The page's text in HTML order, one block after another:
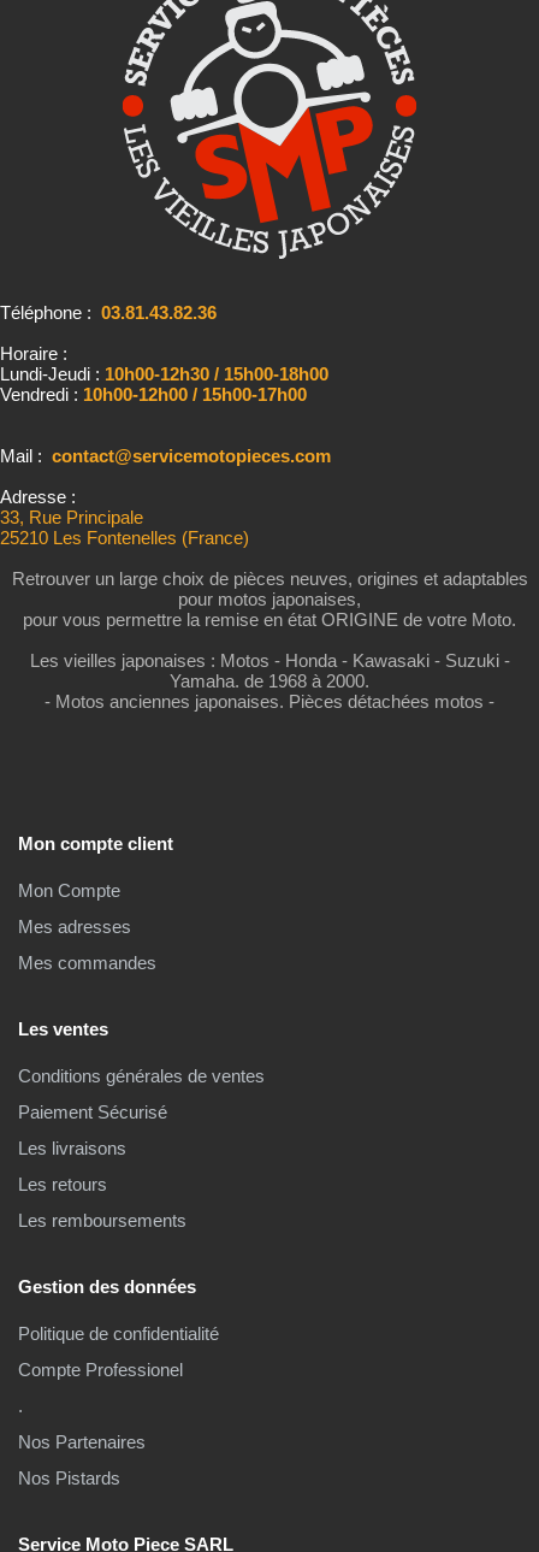
Téléphone : 03.81.43.82.36
Horaire :
Lundi-Jeudi : 10h00-12h30 / 15h00-18h00
Vendredi : 10h00-12h00 / 15h00-17h00
Mail : contact@servicemotopieces.com
Adresse :
33, Rue Principale
25210 Les Fontenelles (France)
Retrouver un large choix de pièces neuves, origines et adaptables
pour motos japonaises,
pour vous permettre la remise en état ORIGINE de votre Moto.
Les vieilles japonaises : Motos - Honda - Kawasaki - Suzuki -
Yamaha. de 1968 à 2000.
- Motos anciennes japonaises. Pièces détachées motos -
Mon compte client
Mon Compte
Mes adresses
Mes commandes
Les ventes
Conditions générales de ventes
Paiement Sécurisé
Les livraisons
Les retours
Les remboursements
Gestion des données
Politique de confidentialité
Compte Professionel
.
Nos Partenaires
Nos Pistards
Service Moto Piece SARL